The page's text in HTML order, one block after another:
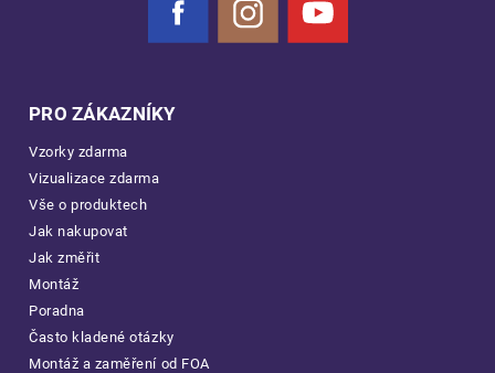
Facebook Instagram YouTube
PRO ZÁKAZNÍKY
Vzorky zdarma
Vizualizace zdarma
Vše o produktech
Jak nakupovat
Jak změřit
Montáž
Poradna
Často kladené otázky
Montáž a zaměření od FOA